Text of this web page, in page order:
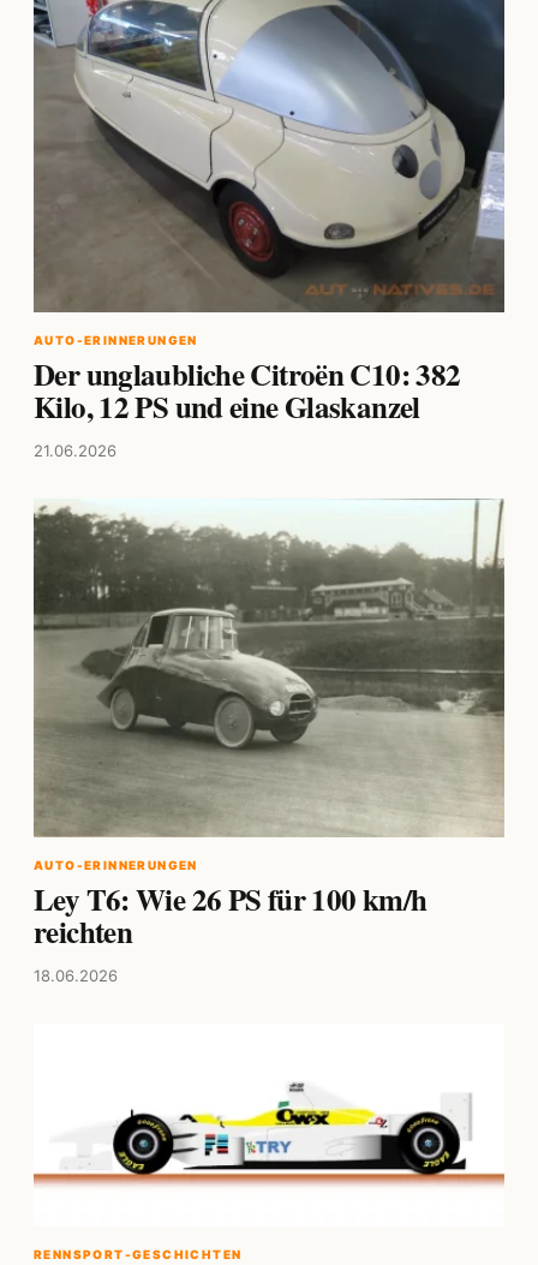
AUTO-ERINNERUNGEN
Der unglaubliche Citroën C10: 382
Kilo, 12 PS und eine Glaskanzel
21.06.2026
AUTO-ERINNERUNGEN
Ley T6: Wie 26 PS für 100 km/h
reichten
18.06.2026
RENNSPORT-GESCHICHTEN